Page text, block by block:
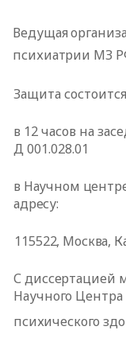
Ведущая
психиатрии МЗ
Защита
в 12 часов на
Д 001.028.01
в Научном
адресу:
115522, Москва,
С диссертацией
Научного Центра
психического